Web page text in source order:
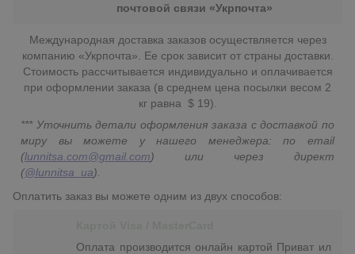
почтовой связи «Укрпочта»
Международная доставка заказов осуществляется через
компанию «Укрпочта». Ее срок зависит от страны доставки.
Стоимость рассчитывается индивидуально и оплачивается
при оформлении заказа (в среднем цена посылки весом 2
кг равна $ 19).
*** Уточнить детали оформления заказа с доставкой по
миру вы можете у нашего менеджера: по email
(lunnitsa.com@gmail.com) или через директ
(@lunnitsa_ua).
Оплатить заказ вы можете одним из двух способов:
Оплата производится онлайн картой Приват ил